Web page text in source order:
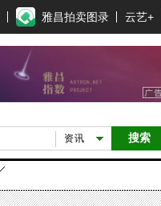
雅昌拍卖图录 云艺+
搜索
资讯